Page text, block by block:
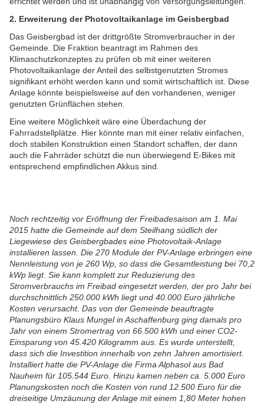
2. Erweiterung der Photovoltaikanlage im Geisbergbad
Das Geisbergbad ist der drittgrößte Stromverbraucher in der
Gemeinde. Die Fraktion beantragt im Rahmen des
Klimaschutzkonzeptes zu prüfen ob mit einer weiteren
Photovoltaikanlage der Anteil des selbstgenutzten Stromes
signifikant erhöht werden kann und somit wirtschaftlich ist. Diese
Anlage könnte beispielsweise auf den vorhandenen, weniger
genutzten Grünflächen stehen.
Eine weitere Möglichkeit wäre eine Überdachung der
Fahrradstellplätze. Hier könnte man mit einer relativ einfachen,
doch stabilen Konstruktion einen Standort schaffen, der dann
auch die Fahrräder schützt die nun überwiegend E-Bikes mit
entsprechend empfindlichen Akkus sind.
Noch rechtzeitig vor Eröffnung der Freibadesaison am 1. Mai
2015 hatte die Gemeinde auf dem Steilhang südlich der
Liegewiese des Geisbergbades eine Photovoltaik-Anlage
installieren lassen. Die 270 Module der PV-Anlage erbringen eine
Nennleistung von je 260 Wp, so dass die Gesamtleistung bei 70,2
kWp liegt. Sie kann komplett zur Reduzierung des
Stromverbrauchs im Freibad eingesetzt werden, der pro Jahr bei
durchschnittlich 250.000 kWh liegt und 40.000 Euro jährliche
Kosten verursacht. Das von der Gemeinde beauftragte
Planungsbüro Klaus Mungel in Aschaffenburg ging damals pro
Jahr von einem Stromertrag von 66.500 kWh und einer CO2-
Einsparung von 45.420 Kilogramm aus. Es wurde unterstellt,
dass sich die Investition innerhalb von zehn Jahren amortisiert.
Installiert hatte die PV-Anlage die Firma Alphasol aus Bad
Nauheim für 105.544 Euro. Hinzu kamen neben ca. 5.000 Euro
Planungskosten noch die Kosten von rund 12.500 Euro für die
dreiseitige Umzäunung der Anlage mit einem 1,80 Meter hohen